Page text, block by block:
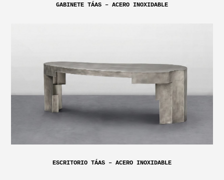
GABINETE TÁAS – ACERO INOXIDABLE
ESCRITORIO TÁAS – ACERO INOXIDABLE